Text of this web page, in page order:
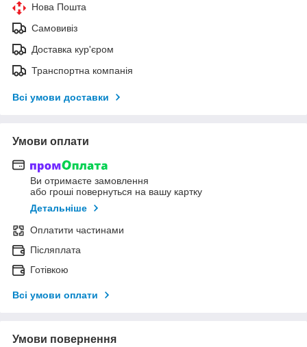
Нова Пошта
Самовивіз
Доставка кур'єром
Транспортна компанія
Всі умови доставки
Умови оплати
Ви отримаєте замовлення
або гроші повернуться на вашу картку
Детальніше
Оплатити частинами
Післяплата
Готівкою
Всі умови оплати
Умови повернення